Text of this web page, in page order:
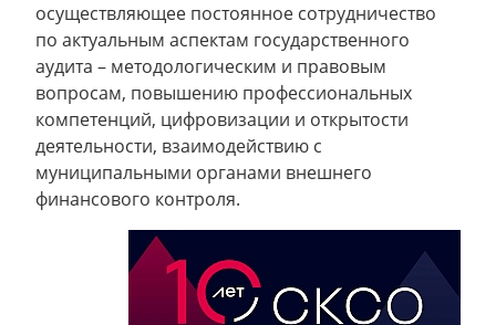
осуществляющее постоянное сотрудничество
по актуальным аспектам государственного
аудита – методологическим и правовым
вопросам, повышению профессиональных
компетенций, цифровизации и открытости
деятельности, взаимодействию с
муниципальными органами внешнего
финансового контроля.